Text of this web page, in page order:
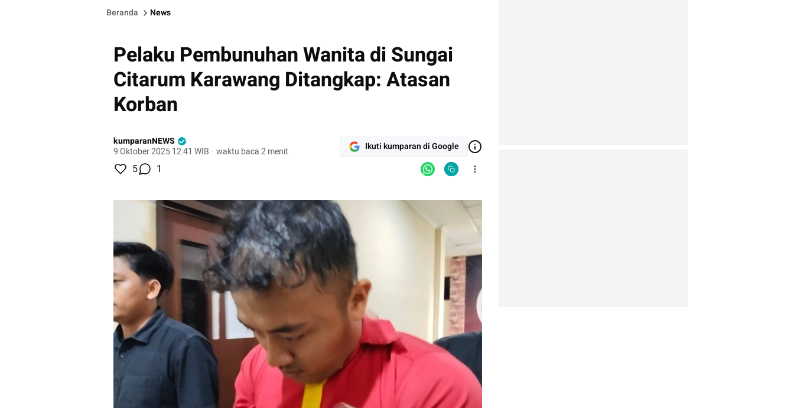
Beranda News
Pelaku Pembunuhan Wanita di Sungai
Citarum Karawang Ditangkap: Atasan
Korban
kumparanNEWS
9 Oktober 2025 12:41 WIB · waktu baca 2 menit Ikuti kumparan di Google
5 1